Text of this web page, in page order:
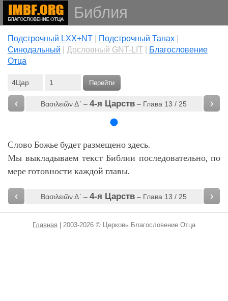
Библия
Подстрочный LXX+NT| Подстрочный Танах|
Cинодальный
Дословный GNT-LIT|
Благословение
Отца
Перейти
‹ Βασιλειῶν Δʹ‎ –4-я Царств – Глава 13 / 25 ›
Слово Божье будет размещено здесь.
Мы выкладываем текст Библии последовательно, по
мере готовности каждой главы.
‹ Βασιλειῶν Δʹ‎ –4-я Царств – Глава 13 / 25 ›
Главная | 2003-2026 © Церковь Благословение Отца